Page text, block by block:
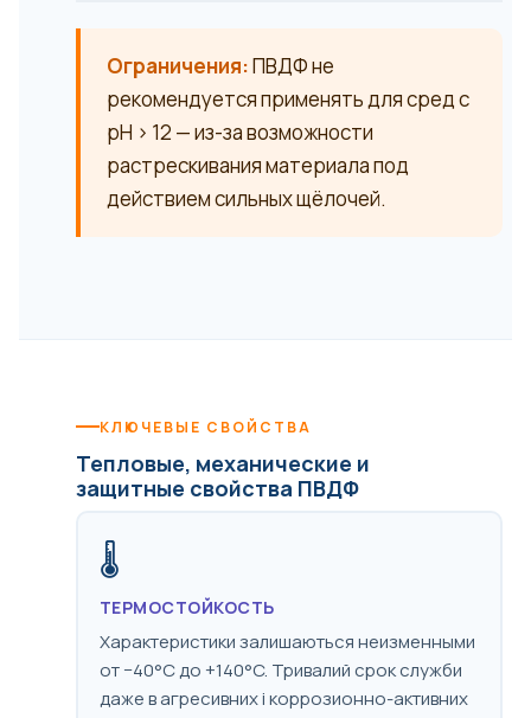
Ограничения:ПВДФ не
рекомендуется применять для сред с
pH > 12 — из-за возможности
растрескивания материала под
действием сильных щёлочей.
КЛЮЧЕВЫЕ СВОЙСТВА
Тепловые, механические и
защитные свойства ПВДФ
🌡️
ТЕРМОСТОЙКОСТЬ
Характеристики залишаються неизменными
от −40°C до +140°C. Тривалий срок служби
даже в агресивних і коррозионно-активних